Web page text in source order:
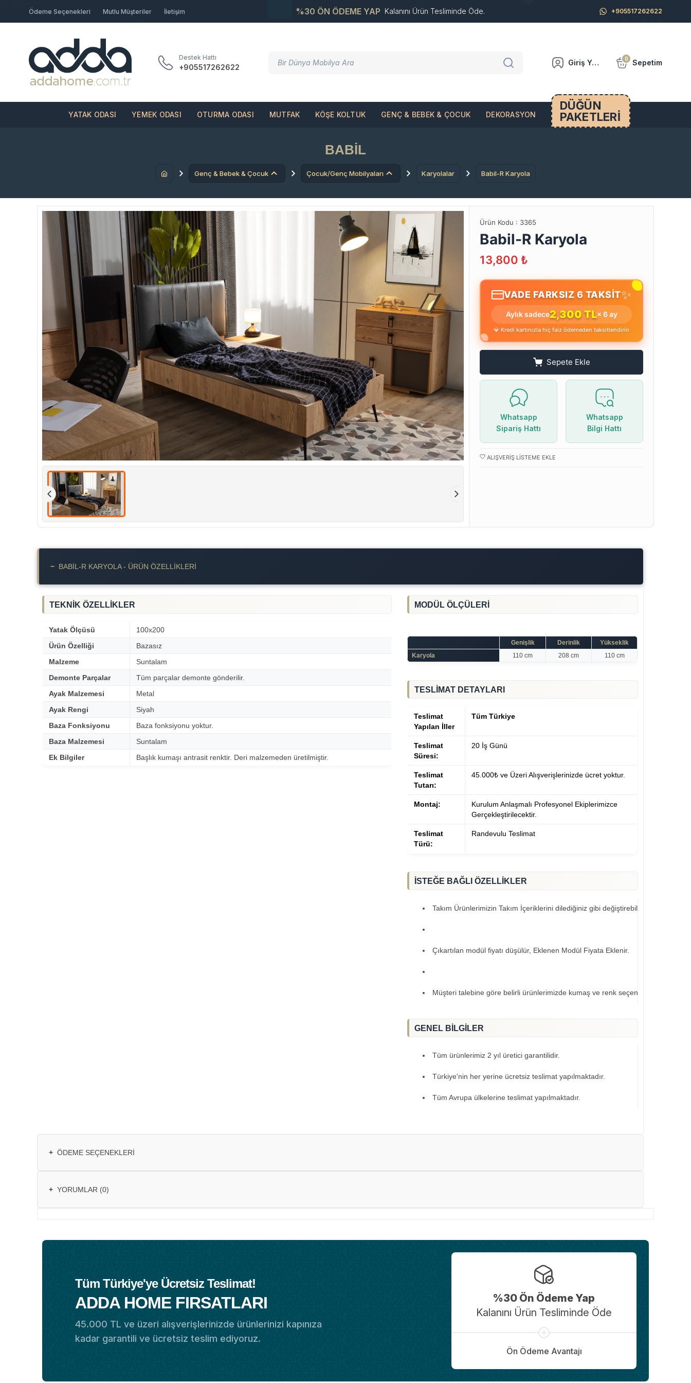
Ödeme Seçenekleri Mutlu Müşteriler İletişim %30 ÖN ÖDEME YAP Kalanını Ürün Tesliminde Öde. +905517262622
Destek Hattı
+905517262622
Giriş Yap 0 Sepetim
YATAK ODASI YEMEK ODASI OTURMA ODASI MUTFAK KÖŞE KOLTUK GENÇ & BEBEK & ÇOCUK DEKORASYON
DÜĞÜN
PAKETLERİ
BABIL
Genç & Bebek & Çocuk Çocuk/Genç Mobilyaları Karyolalar Babil-R Karyola
Ürün Kodu : 3365
Babil-R Karyola
13,800 ₺
VADE FARKSIZ 6 TAKSİT✨
Aylık sadece2,300 TL× 6 ay
💎 Kredi kartınızla hiç faiz ödemeden taksitlendirin
Sepete Ekle
Whatsapp
Sipariş Hattı
Whatsapp
Bilgi Hattı
ALIŞVERIŞ LISTEME EKLE
− BABIL-R KARYOLA - ÜRÜN ÖZELLIKLERI
TEKNİK ÖZELLİKLER
Yatak Ölçüsü
100x200
Ürün Özelliği
Bazasız
Malzeme
Suntalam
Demonte Parçalar
Tüm parçalar demonte gönderilir.
Ayak Malzemesi
Metal
Ayak Rengi
Siyah
Baza Fonksiyonu
Baza fonksiyonu yoktur.
Baza Malzemesi
Suntalam
Ek Bilgiler
Başlık kumaşı antrasit renktir. Deri malzemeden üretilmiştir.
MODÜL ÖLÇÜLERİ
Genişlik Derinlik
Yükseklik
Karyola
110 cm 208 cm 110 cm
TESLİMAT DETAYLARI
Teslimat
Yapılan İller
Tüm Türkiye
Teslimat
Süresi:
20 İş Günü
Teslimat
Tutarı:
45.000₺ ve Üzeri Alışverişlerinizde ücret yoktur.
Montaj:
Kurulum Anlaşmalı Profesyonel Ekiplerimizce
Gerçekleştirilecektir.
Teslimat
Türü:
Randevulu Teslimat
İSTEĞE BAĞLI ÖZELLİKLER
Takım Ürünlerimizin Takım İçeriklerini dilediğiniz gibi değiştirebilirsiniz..
Çıkartılan modül fiyatı düşülür, Eklenen Modül Fiyata Eklenir.
Müşteri talebine göre belirli ürünlerimizde kumaş ve renk seçeneklerimiz
GENEL BİLGİLER
Tüm ürünlerimiz 2 yıl üretici garantilidir.
Türkiye'nin her yerine ücretsiz teslimat yapılmaktadır.
Tüm Avrupa ülkelerine teslimat yapılmaktadır.
+ ÖDEME SEÇENEKLERI
+ YORUMLAR (0)
Tüm Türkiye'ye Ücretsiz Teslimat!
ADDA HOME FIRSATLARI
45.000 TL ve üzeri alışverişlerinizde ürünlerinizi kapınıza
kadar garantili ve ücretsiz teslim ediyoruz.
%30 Ön Ödeme Yap
Kalanını Ürün Tesliminde Öde
Ön Ödeme Avantajı